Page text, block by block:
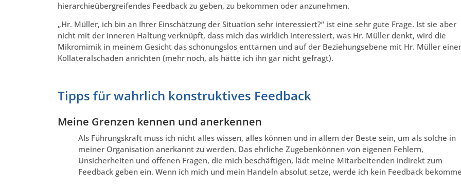
hierarchieübergreifendes Feedback zu geben, zu bekommen oder anzunehmen.
„Hr. Müller, ich bin an Ihrer Einschätzung der Situation sehr interessiert?“ ist eine sehr gute Frage. Ist sie aber
nicht mit der inneren Haltung verknüpft, dass mich das wirklich interessiert, was Hr. Müller denkt, wird die
Mikromimik in meinem Gesicht das schonungslos enttarnen und auf der Beziehungsebene mit Hr. Müller
Kollateralschaden anrichten (mehr noch, als hätte ich ihn gar nicht gefragt).
Tipps für wahrlich konstruktives Feedback
Meine Grenzen kennen und anerkennen
Als Führungskraft muss ich nicht alles wissen, alles können und in allem der Beste sein, um als solche in
meiner Organisation anerkannt zu werden. Das ehrliche Zugebenkönnen von eigenen Fehlern,
Unsicherheiten und offenen Fragen, die mich beschäftigen, lädt meine Mitarbeitenden indirekt zum
Feedback geben ein. Wenn ich mich und mein Handeln absolut setze, werde ich kein Feedback